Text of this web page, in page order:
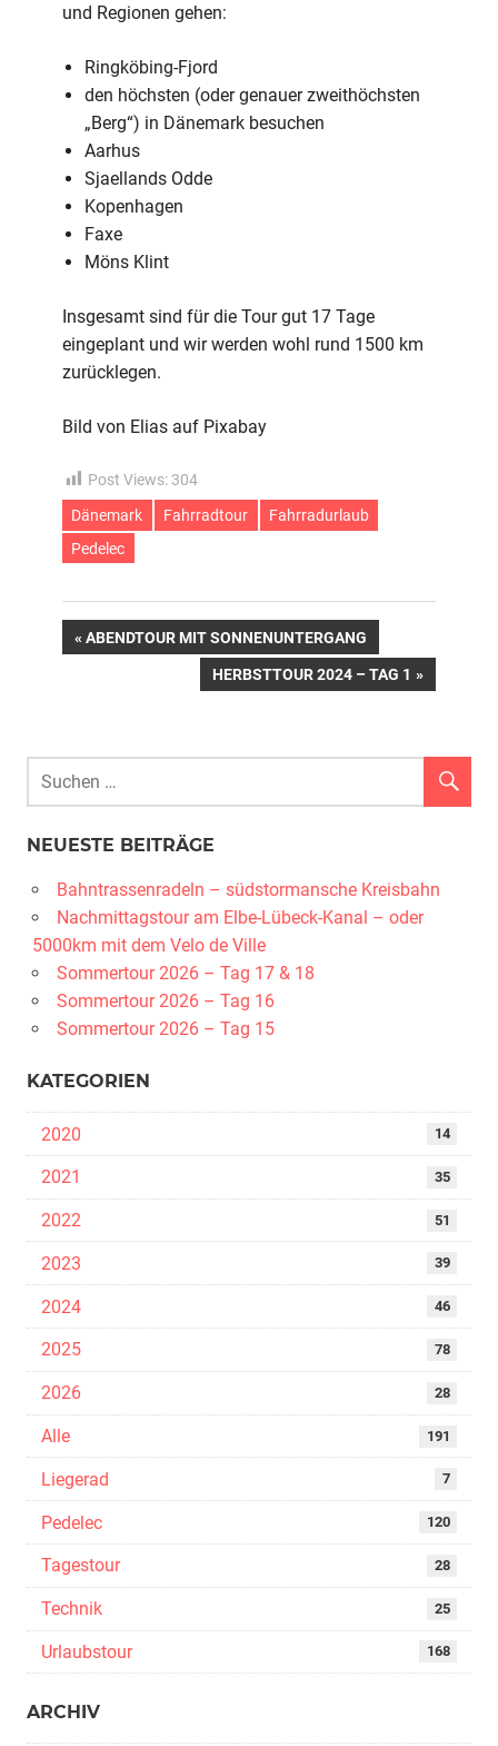
und Regionen gehen:
Ringköbing-Fjord
den höchsten (oder genauer zweithöchsten
„Berg“) in Dänemark besuchen
Aarhus
Sjaellands Odde
Kopenhagen
Faxe
Möns Klint
Insgesamt sind für die Tour gut 17 Tage
eingeplant und wir werden wohl rund 1500 km
zurücklegen.
Bild von Elias auf Pixabay
Post Views: 304
Dänemark Fahrradtour
Fahrradurlaub
Pedelec
Beitragsnavigation
VORHERIGER
BEITRAG:
ABENDTOUR MIT SONNENUNTERGANG
NÄCHSTER
HERBSTTOUR 2024 – TAG 1
NEUESTE BEITRÄGE
Bahntrassenradeln – südstormansche Kreisbahn
Nachmittagstour am Elbe-Lübeck-Kanal – oder
5000km mit dem Velo de Ville
Sommertour 2026 – Tag 17 & 18
Sommertour 2026 – Tag 16
Sommertour 2026 – Tag 15
KATEGORIEN
2020 14
2021 35
2022 51
2023 39
2024 46
2025 78
2026 28
Alle 191
Liegerad 7
Pedelec 120
Tagestour 28
Technik 25
Urlaubstour 168
ARCHIV